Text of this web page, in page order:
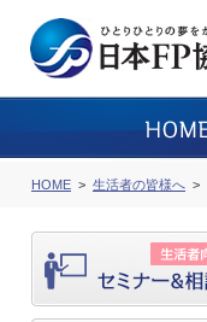
HOME 生活者の皆様へ